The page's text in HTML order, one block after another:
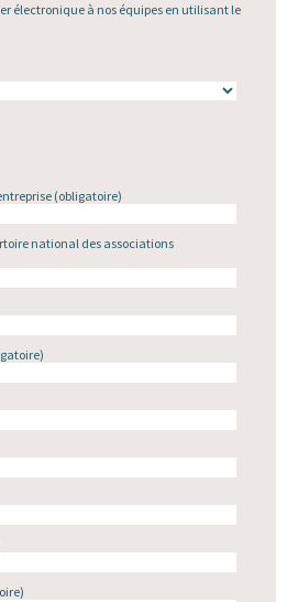
électronique à nos équipes en utilisant le
(obligatoire)
national des associations